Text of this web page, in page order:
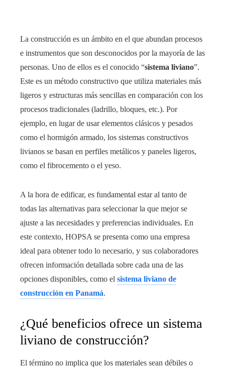
La construcción es un ámbito en el que abundan procesos
e instrumentos que son desconocidos por la mayoría de las
personas. Uno de ellos es el conocido “sistema liviano”.
Este es un método constructivo que utiliza materiales más
ligeros y estructuras más sencillas en comparación con los
procesos tradicionales (ladrillo, bloques, etc.). Por
ejemplo, en lugar de usar elementos clásicos y pesados
como el hormigón armado, los sistemas constructivos
livianos se basan en perfiles metálicos y paneles ligeros,
como el fibrocemento o el yeso.
A la hora de edificar, es fundamental estar al tanto de
todas las alternativas para seleccionar la que mejor se
ajuste a las necesidades y preferencias individuales. En
este contexto, HOPSA se presenta como una empresa
ideal para obtener todo lo necesario, y sus colaboradores
ofrecen información detallada sobre cada una de las
opciones disponibles, como el sistema liviano de
construcción en Panamá.
¿Qué beneficios ofrece un sistema
liviano de construcción?
El término no implica que los materiales sean débiles o